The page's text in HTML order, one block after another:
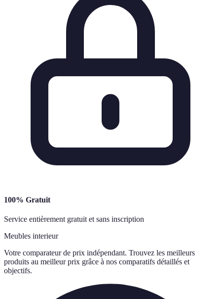
100% Gratuit
Service entièrement gratuit et sans inscription
Meubles interieur
Votre comparateur de prix indépendant. Trouvez les meilleurs
produits au meilleur prix grâce à nos comparatifs détaillés et
objectifs.